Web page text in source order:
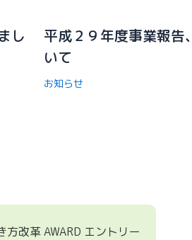
し
平成２９年度事業報告
いて
お知らせ
方改革 AWARD エントリー